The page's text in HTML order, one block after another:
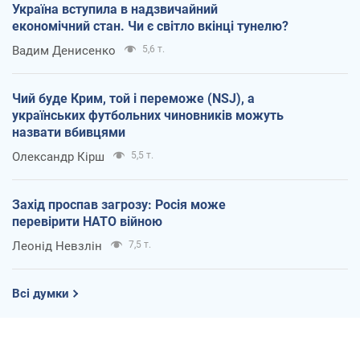
Україна вступила в надзвичайний
економічний стан. Чи є світло вкінці тунелю?
Вадим Денисенко 5,6 т.
Чий буде Крим, той і переможе (NSJ), а
українських футбольних чиновників можуть
назвати вбивцями
Олександр Кірш 5,5 т.
Захід проспав загрозу: Росія може
перевірити НАТО війною
Леонід Невзлін 7,5 т.
Всі думки